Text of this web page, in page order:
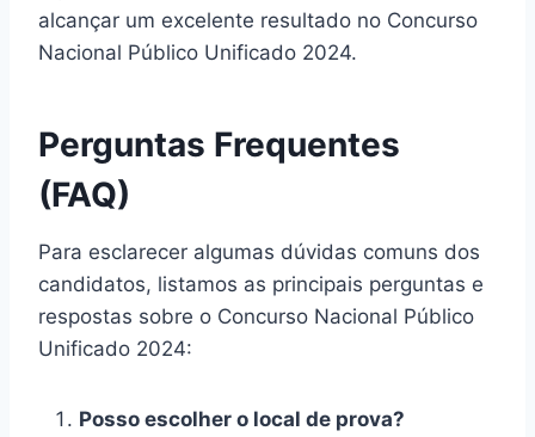
alcançar um excelente resultado no Concurso
Nacional Público Unificado 2024.
Perguntas Frequentes
(FAQ)
Para esclarecer algumas dúvidas comuns dos
candidatos, listamos as principais perguntas e
respostas sobre o Concurso Nacional Público
Unificado 2024:
Posso escolher o local de prova?